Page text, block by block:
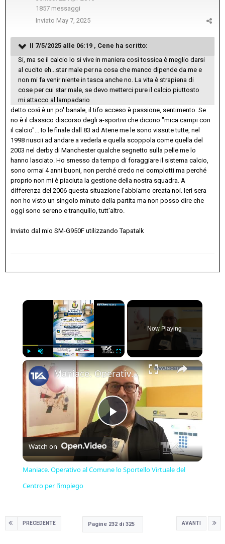
1857 messaggi
Inviato May 7, 2025
Il 7/5/2025 alle 06:19 , Cene ha scritto:
Si, ma se il calcio lo si vive in maniera così tossica è meglio darsi
al cucito eh...star male per na cosa che manco dipende da me e
non mi fa venir niente in tasca anche no. La vita è strapiena di
cose per cui star male, se devo metterci pure il calcio piuttosto
mi attacco al lampadario
detto così è un po' banale, il tifo acceso è passione, sentimento. Se
no è il classico discorso degli a-sportivi che dicono "mica campi con
il calcio"... Io le finale dall 83 ad Atene me le sono vissute tutte, nel
1998 riuscii ad andare a vederla e quella scoppola come quella del
2003 nel derby di Manchester qualche segnetto sulla pelle me lo
hanno lasciato. Ho smesso da tempo di foraggiare il sistema calcio,
sono ormai 4 anni buoni, non perché credo nei complotti ma perché
proprio non mi è piaciuta la gestione della nostra squadra. A
differenza del 2006 questa situazione l'abbiamo creata noi. Ieri sera
non ho visto un singolo minuto della partita ma non posso dire che
oggi sono sereno e tranquillo, tutt'altro.
Inviato dal mio SM-G950F utilizzando Tapatalk
×
Play Unmute Fullscreen
Now Playing
×
Play
Video
Maniace. Operativo al Comune lo Sportello Virtuale del Centro per l’impiego
Watch on
Maniace. Operativo al Comune lo Sportello Virtuale del
Centro per l’impiego
PRECEDENTE AVANTI
Pagine 232 di 325